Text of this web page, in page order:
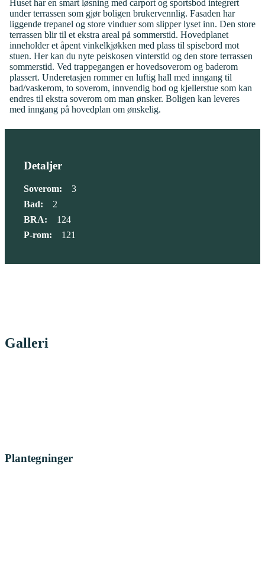
Huset har en smart løsning med carport og sportsbod integrert
under terrassen som gjør boligen brukervennlig. Fasaden har
liggende trepanel og store vinduer som slipper lyset inn. Den store
terrassen blir til et ekstra areal på sommerstid. Hovedplanet
inneholder et åpent vinkelkjøkken med plass til spisebord mot
stuen. Her kan du nyte peiskosen vinterstid og den store terrassen
sommerstid. Ved trappegangen er hovedsoverom og baderom
plassert. Underetasjen rommer en luftig hall med inngang til
bad/vaskerom, to soverom, innvendig bod og kjellerstue som kan
endres til ekstra soverom om man ønsker. Boligen kan leveres
med inngang på hovedplan om ønskelig.
Detaljer
Soverom:
3
Bad:
2
BRA:
124
P-rom:
121
Galleri
Plantegninger